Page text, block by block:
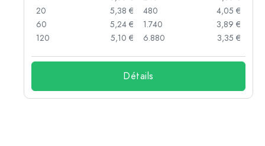
20
5,38 €
60
5,24 €
120
5,10 €
480
4,05 €
1.740
3,89 €
6.880
3,35 €
Détails